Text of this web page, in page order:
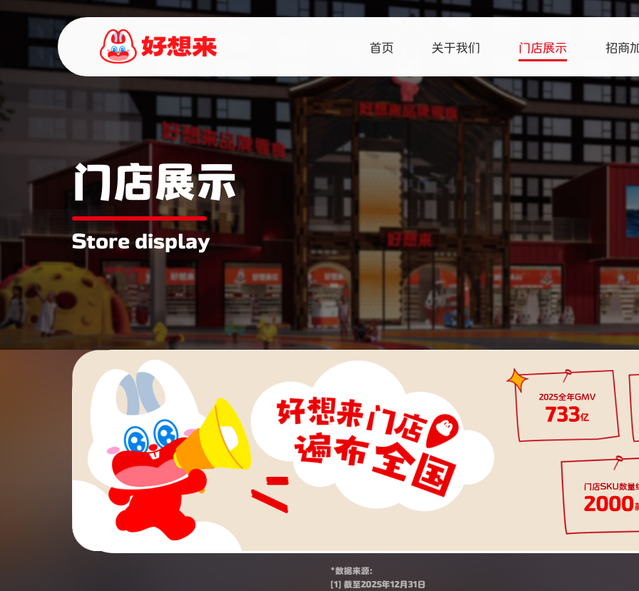
首页 关于我们 门店展示 招商
门店展示
Store display
*数据来源：
[1] 截至2025年12月31日